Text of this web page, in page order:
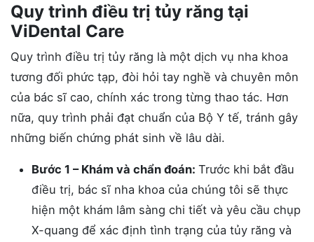
Quy trình điều trị tủy răng tại
ViDental Care
Quy trình điều trị tủy răng là một dịch vụ nha khoa
tương đối phức tạp, đòi hỏi tay nghề và chuyên môn
của bác sĩ cao, chính xác trong từng thao tác. Hơn
nữa, quy trình phải đạt chuẩn của Bộ Y tế, tránh gây
những biến chứng phát sinh về lâu dài.
Bước 1 – Khám và chẩn đoán: Trước khi bắt đầu
điều trị, bác sĩ nha khoa của chúng tôi sẽ thực
hiện một khám lâm sàng chi tiết và yêu cầu chụp
X-quang để xác định tình trạng của tủy răng và